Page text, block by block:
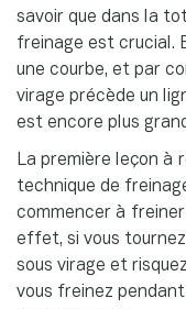
savoir que dans la
freinage est crucial.
une courbe, et par
virage précède un
est encore plus
La première leçon à
technique de
commencer à
effet, si vous
sous virage et
vous freinez